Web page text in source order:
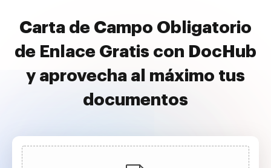
Carta de Campo Obligatorio
de Enlace Gratis con DocHub
y aprovecha al máximo tus
documentos